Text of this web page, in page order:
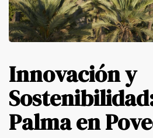
Innovación y
Palma en